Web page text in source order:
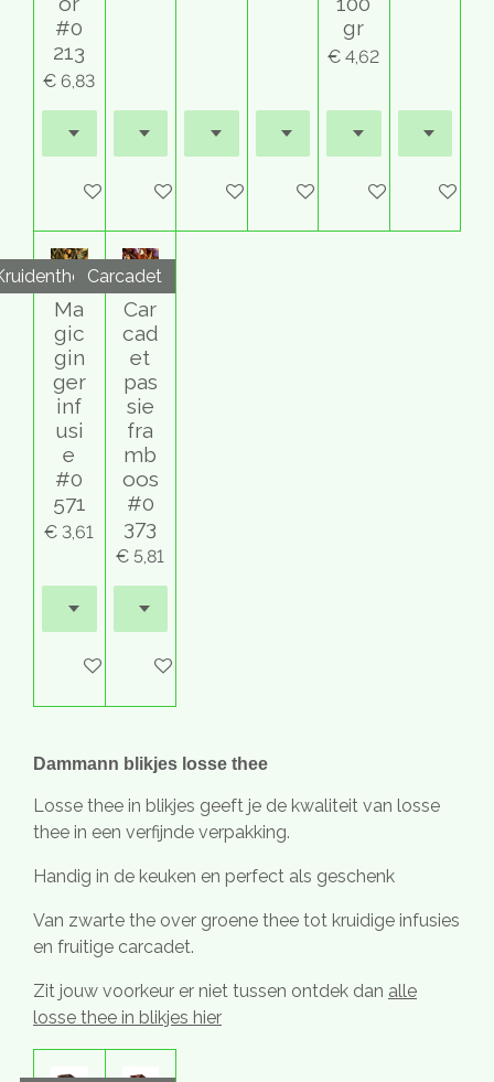
#0
213
€ 6,83
Houd mij op de hoogte
In winkelwagenIn winkelwagenIn winkelwagen
gr
€ 4,62
In winkelwagen
In
Ma
gic
gin
ger
inf
usi
e
#0
571
€ 3,61
In winkelwagen
Carcadet
Car
cad
et
pas
sie
fra
mb
oos
#0
373
€ 5,81
In winkelwagen
Dammann blikjes losse thee
Losse thee in blikjes geeft je de kwaliteit van losse
thee in een verfijnde verpakking.
Handig in de keuken en perfect als geschenk
Van zwarte the over groene thee tot kruidige infusies
en fruitige carcadet.
Zit jouw voorkeur er niet tussen ontdek dan alle
losse thee in blikjes hier